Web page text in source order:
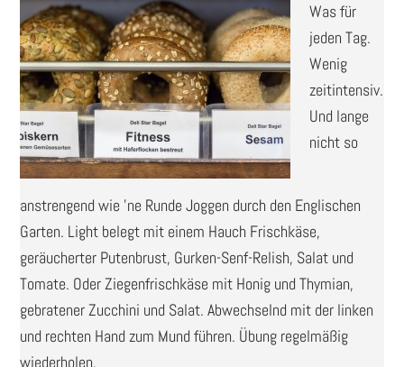
Was für
jeden Tag.
Wenig
zeitintensiv.
Und lange
nicht so
anstrengend wie ’ne Runde Joggen durch den Englischen
Garten. Light belegt mit einem Hauch Frischkäse,
geräucherter Putenbrust, Gurken-Senf-Relish, Salat und
Tomate. Oder Ziegenfrischkäse mit Honig und Thymian,
gebratener Zucchini und Salat. Abwechselnd mit der linken
und rechten Hand zum Mund führen. Übung regelmäßig
wiederholen.